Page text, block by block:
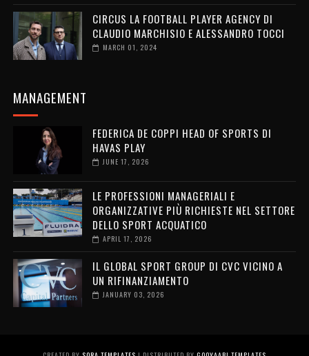
CIRCUS LA FOOTBALL PLAYER AGENCY DI
CLAUDIO MARCHISIO E ALESSANDRO TOCCI
MARCH 01, 2024
MANAGEMENT
FEDERICA DE COPPI HEAD OF SPORTS DI
HAVAS PLAY
JUNE 17, 2026
LE PROFESSIONI MANAGERIALI E
ORGANIZZATIVE PIÙ RICHIESTE NEL SETTORE
DELLO SPORT ACQUATICO
APRIL 17, 2026
IL GLOBAL SPORT GROUP DI CVC VICINO A
UN RIFINANZIAMENTO
JANUARY 03, 2026